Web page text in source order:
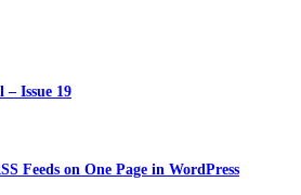
– Issue 19
Feeds on One Page in WordPress